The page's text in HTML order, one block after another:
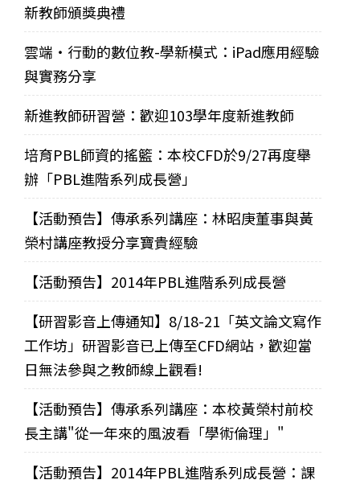
新教師頒獎典禮
雲端‧行動的數位教-學新模式：iPad應用經驗
與實務分享
新進教師研習營：歡迎103學年度新進教師
培育PBL師資的搖籃：本校CFD於9/27再度舉
辦「PBL進階系列成長營」
【活動預告】傳承系列講座：林昭庚董事與黃
榮村講座教授分享寶貴經驗
【活動預告】2014年PBL進階系列成長營
【研習影音上傳通知】8/18-21「英文論文寫作
工作坊」研習影音已上傳至CFD網站，歡迎當
日無法參與之教師線上觀看!
【活動預告】傳承系列講座：本校黃榮村前校
長主講"從一年來的風波看「學術倫理」"
【活動預告】2014年PBL進階系列成長營：課